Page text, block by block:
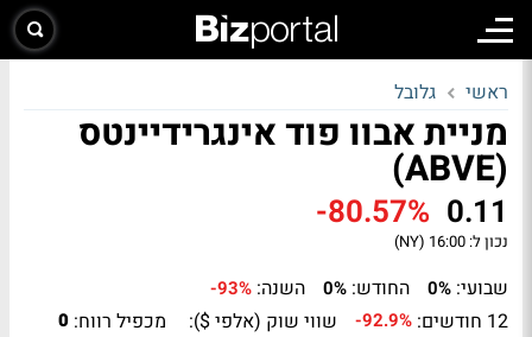
ראשי גלובל
מניית אבוו פוד אינגרידיינטס
(ABVE)
0.11
-80.57%
נכון ל: 16:00 (NY)
שבועי: 0% החודש: 0% השנה: -93%
12 חודשים: -92.9% שווי שוק (אלפי $): מכפיל רווח: 0